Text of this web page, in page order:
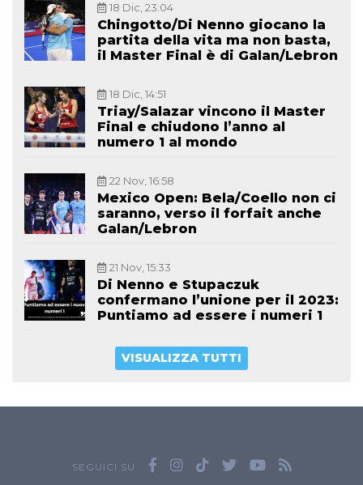
18 Dic, 23:04
Chingotto/Di Nenno giocano la
partita della vita ma non basta,
il Master Final è di Galan/Lebron
18 Dic, 14:51
Triay/Salazar vincono il Master
Final e chiudono l’anno al
numero 1 al mondo
22 Nov, 16:58
Mexico Open: Bela/Coello non ci
saranno, verso il forfait anche
Galan/Lebron
21 Nov, 15:33
Di Nenno e Stupaczuk
confermano l’unione per il 2023:
Puntiamo ad essere i numeri 1
VISUALIZZA TUTTI
SEGUICI SU